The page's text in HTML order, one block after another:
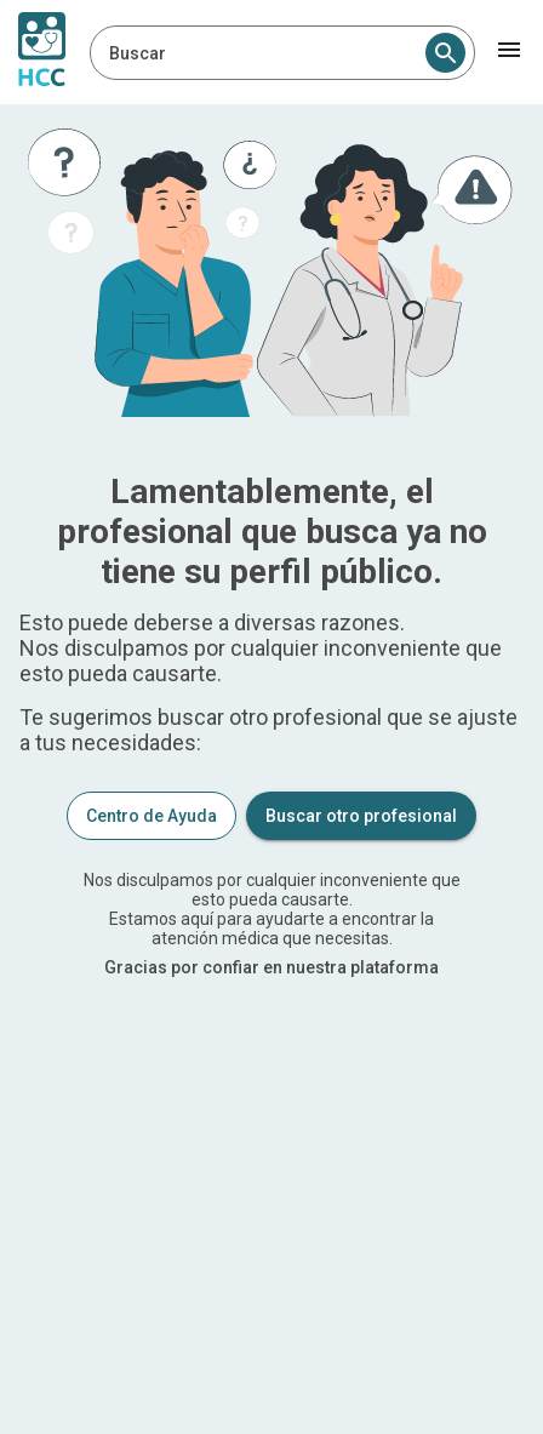
Buscar
Lamentablemente, el
profesional que busca ya no
tiene su perfil público.
Esto puede deberse a diversas razones.
Nos disculpamos por cualquier inconveniente que
esto pueda causarte.
Te sugerimos buscar otro profesional que se ajuste
a tus necesidades:
Centro de Ayuda Buscar otro profesional
Nos disculpamos por cualquier inconveniente que
esto pueda causarte.
Estamos aquí para ayudarte a encontrar la
atención médica que necesitas.
Gracias por confiar en nuestra plataforma